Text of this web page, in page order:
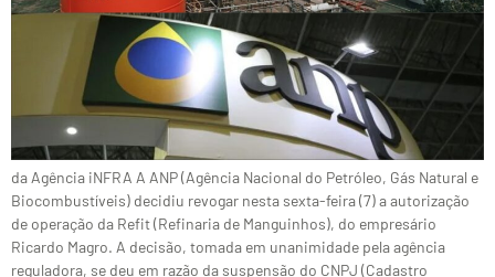
da Agência iNFRA A ANP (Agência Nacional do Petróleo, Gás Natural e
Biocombustíveis) decidiu revogar nesta sexta-feira (7) a autorização
de operação da Refit (Refinaria de Manguinhos), do empresário
Ricardo Magro. A decisão, tomada em unanimidade pela agência
reguladora, se deu em razão da suspensão do CNPJ (Cadastro